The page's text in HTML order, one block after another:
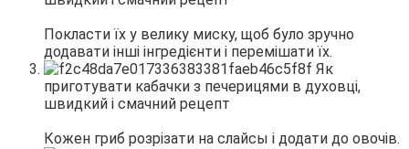
Покласти їх у велику миску, щоб було зручно
додавати інші інгредієнти і перемішати їх.
Кожен гриб розрізати на слайсы і додати до овочів.